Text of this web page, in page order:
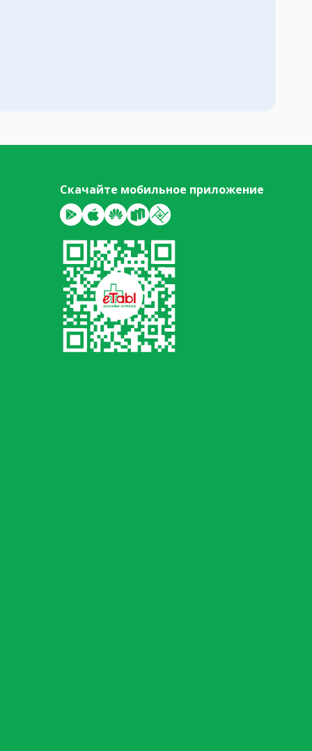
Скачайте мобильное приложение